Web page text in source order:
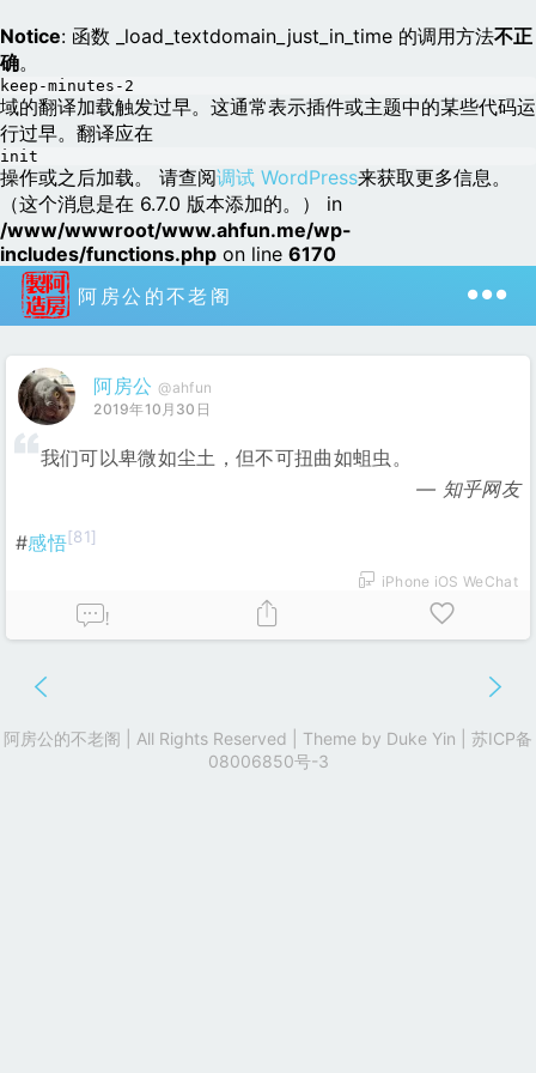
Notice: 函数 _load_textdomain_just_in_time 的调用方法不正
确。
keep-minutes-2
域的翻译加载触发过早。这通常表示插件或主题中的某些代码运
行过早。翻译应在
init
操作或之后加载。 请查阅调试 WordPress来获取更多信息。
（这个消息是在 6.7.0 版本添加的。） in
/www/wwwroot/www.ahfun.me/wp-
includes/functions.php on line 6170
阿房公的不老阁
阿房公 @ahfun
2019年10月30日
我们可以卑微如尘土，但不可扭曲如蛆虫。
知乎网友
#感悟[81]
iPhone iOS WeChat
!
阿房公的不老阁 | All Rights Reserved | Theme by Duke Yin
苏ICP备
08006850号-3